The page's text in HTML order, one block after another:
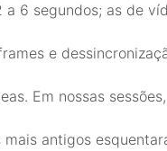
6 segundos; as de
e
Em nossas
antigos